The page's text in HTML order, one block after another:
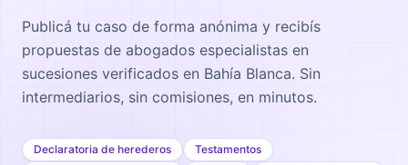
Publicá tu caso de forma anónima y recibís
propuestas de abogados especialistas en
sucesiones verificados en Bahía Blanca. Sin
intermediarios, sin comisiones, en minutos.
Declaratoria de herederos
Testamentos